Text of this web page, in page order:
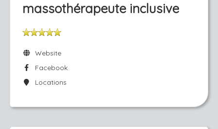
massothérapeute inclusive
Website
Facebook
Locations